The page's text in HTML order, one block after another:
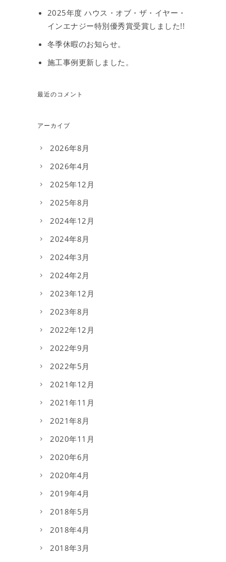
2025年度 ハウス・オブ・ザ・イヤー・
インエナジー特別優秀賞受賞しました!!
冬季休暇のお知らせ。
施工事例更新しました。
最近のコメント
アーカイブ
2026年8月
2026年4月
2025年12月
2025年8月
2024年12月
2024年8月
2024年3月
2024年2月
2023年12月
2023年8月
2022年12月
2022年9月
2022年5月
2021年12月
2021年11月
2021年8月
2020年11月
2020年6月
2020年4月
2019年4月
2018年5月
2018年4月
2018年3月